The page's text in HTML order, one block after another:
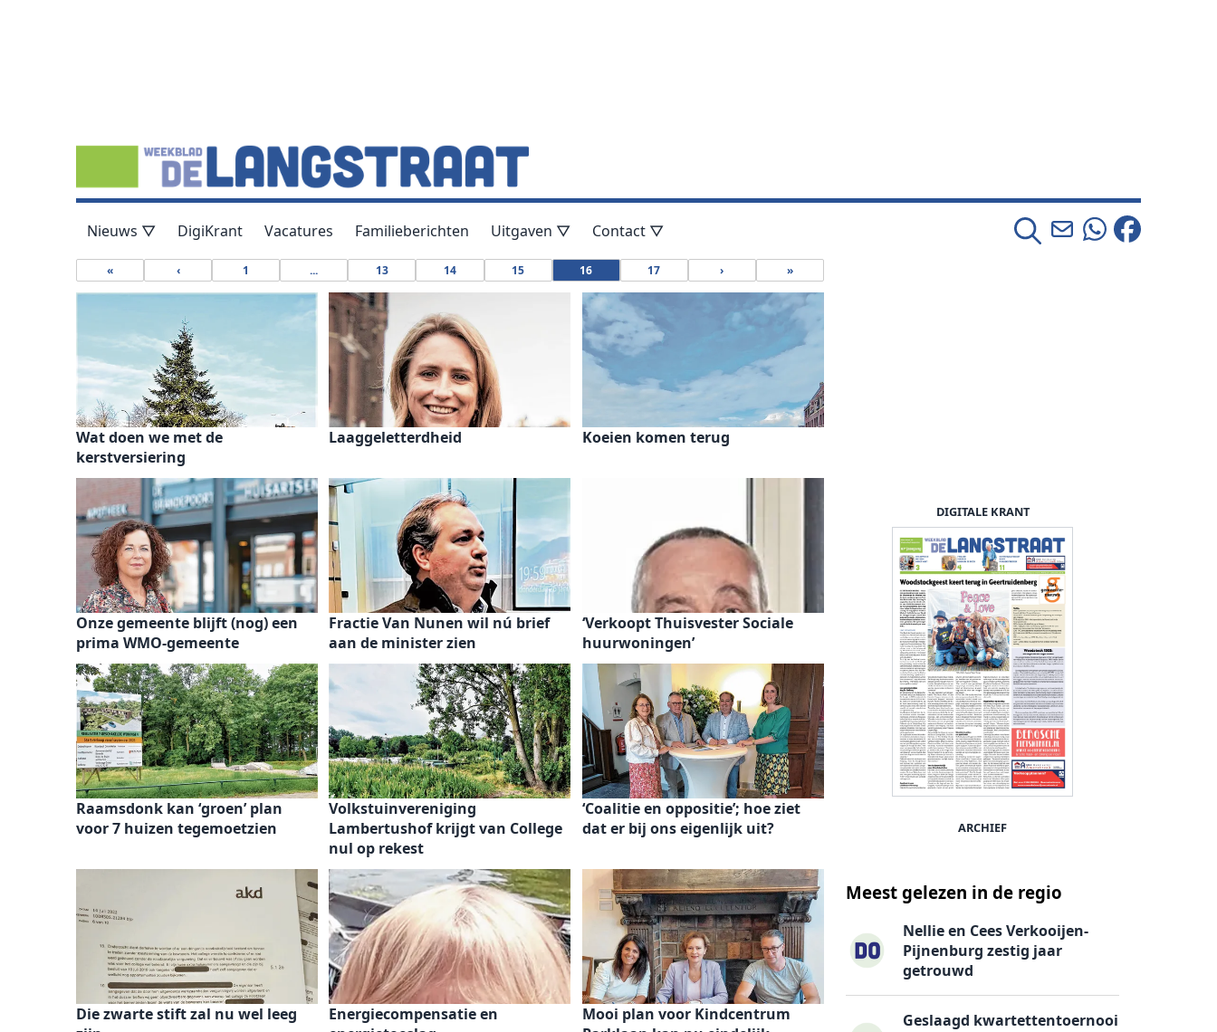
Nieuws ▽ DigiKrant Vacatures Familieberichten Uitgaven ▽ Contact ▽
« ‹ 1 ... 13 14 15 16 17 › »
Wat doen we met de
kerstversiering
Laaggeletterdheid Koeien komen terug
Onze gemeente blijft (nog) een
prima WMO-gemeente
Fractie Van Nunen wil nú brief
aan de minister zien
‘Verkoopt Thuisvester Sociale
huurwoningen’
Raamsdonk kan ‘groen’ plan
voor 7 huizen tegemoetzien
Volkstuinvereniging
Lambertushof krijgt van College
nul op rekest
‘Coalitie en oppositie’; hoe ziet
dat er bij ons eigenlijk uit?
Die zwarte stift zal nu wel leeg
Energiecompensatie en
Mooi plan voor Kindcentrum
DIGITALE KRANT
ARCHIEF
Meest gelezen in de regio
Nellie en Cees Verkooijen-
Pijnenburg zestig jaar
getrouwd
Geslaagd kwartettentoernooi